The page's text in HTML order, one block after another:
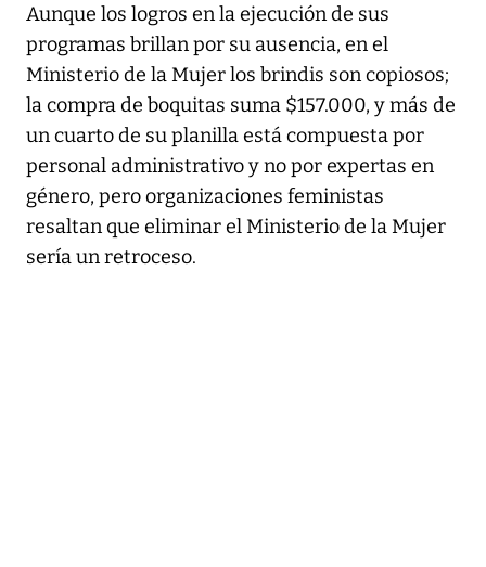
Aunque los logros en la ejecución de sus
programas brillan por su ausencia, en el
Ministerio de la Mujer los brindis son copiosos;
la compra de boquitas suma $157.000, y más de
un cuarto de su planilla está compuesta por
personal administrativo y no por expertas en
género, pero organizaciones feministas
resaltan que eliminar el Ministerio de la Mujer
sería un retroceso.